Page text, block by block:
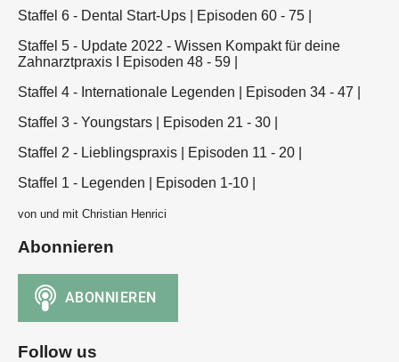
Staffel 6 - Dental Start-Ups | Episoden 60 - 75 |
Staffel 5 - Update 2022 - Wissen Kompakt für deine
Zahnarztpraxis I Episoden 48 - 59 |
Staffel 4 - Internationale Legenden | Episoden 34 - 47 |
Staffel 3 - Youngstars | Episoden 21 - 30 |
Staffel 2 - Lieblingspraxis | Episoden 11 - 20 |
Staffel 1 - Legenden | Episoden 1-10 |
von und mit Christian Henrici
Abonnieren
Follow us